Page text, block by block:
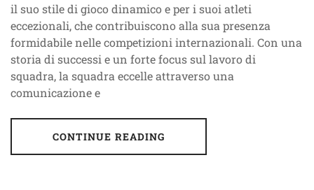
il suo stile di gioco dinamico e per i suoi atleti
eccezionali, che contribuiscono alla sua presenza
formidabile nelle competizioni internazionali. Con una
storia di successi e un forte focus sul lavoro di
squadra, la squadra eccelle attraverso una
comunicazione e
CONTINUE READING